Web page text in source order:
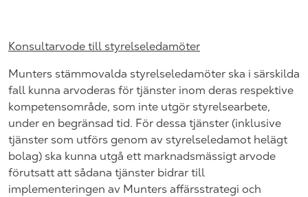
Konsultarvode till styrelseledamöter
Munters stämmovalda styrelseledamöter ska i särskilda
fall kunna arvoderas för tjänster inom deras respektive
kompetensområde, som inte utgör styrelsearbete,
under en begränsad tid. För dessa tjänster (inklusive
tjänster som utförs genom av styrelseledamot helägt
bolag) ska kunna utgå ett marknadsmässigt arvode
förutsatt att sådana tjänster bidrar till
implementeringen av Munters affärsstrategi och